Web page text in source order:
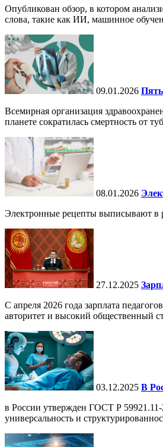
Опубликован обзор, в котором
слова, такие как ИИ, машинное
09.01.2026
Всемирная организация
планете сократилась смертность от
08.01.2026
Электронные рецепты выписывают в
27.12.2025
С апреля 2026 года зарплата
авторитет и высокий общественный
03.12.2025 В
в России утвержден ГОСТ Р
универсальность и